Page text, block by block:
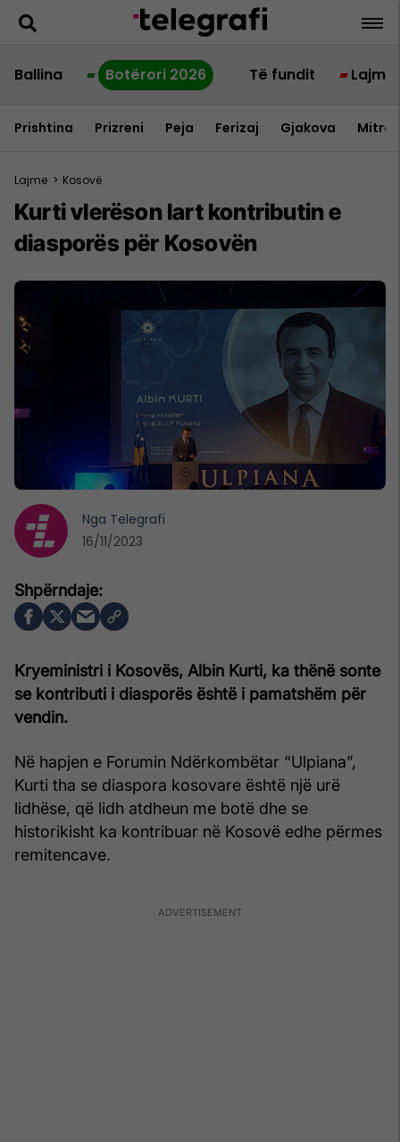
Ballina Botërori 2026 Të fundit Lajme
Prishtina Prizreni Peja Ferizaj Gjakova
Lajme > Kosovë
Kurti vlerëson lart kontributin e
diasporës për Kosovën
Kryeministri i Kosovës, Albin Kurti, ka thënë sonte
se kontributi i diasporës është i pamatshëm për
vendin.
Në hapjen e Forumin Ndërkombëtar “Ulpiana”,
Kurti tha se diaspora kosovare është një urë
lidhëse, që lidh atdheun me botë dhe se
historikisht ka kontribuar në Kosovë edhe përmes
remitencave.
Nga Telegrafi
16/11/2023